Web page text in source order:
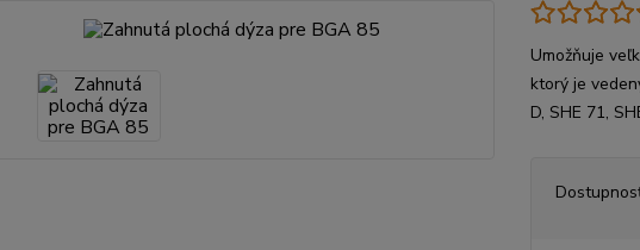
Umožňuje
ktorý je
D, SHE 71,